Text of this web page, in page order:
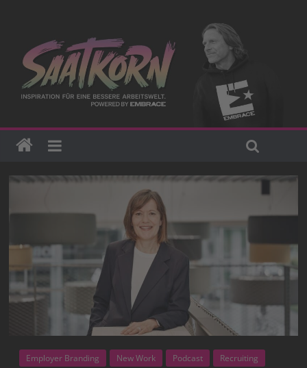
Employer Branding New Work Podcast Recruiting